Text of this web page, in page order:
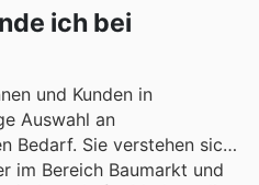
ich bei
und Kunden in
Auswahl an
Bedarf. Sie verstehen sich
im Bereich Baumarkt und